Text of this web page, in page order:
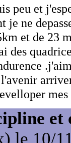
peu et
je ne
et de 23
des
et
le 10/